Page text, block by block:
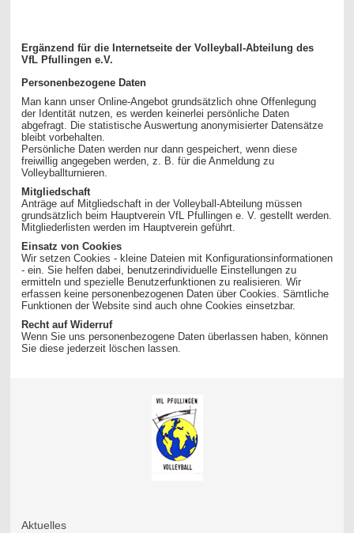
Ergänzend für die Internetseite der Volleyball-Abteilung des
VfL Pfullingen e.V.
Personenbezogene Daten
Man kann unser Online-Angebot grundsätzlich ohne Offenlegung
der Identität nutzen, es werden keinerlei persönliche Daten
abgefragt. Die statistische Auswertung anonymisierter Datensätze
bleibt vorbehalten.
Persönliche Daten werden nur dann gespeichert, wenn diese
freiwillig angegeben werden, z. B. für die Anmeldung zu
Volleyballturnieren.
Mitgliedschaft
Anträge auf Mitgliedschaft in der Volleyball-Abteilung müssen
grundsätzlich beim Hauptverein VfL Pfullingen e. V. gestellt werden.
Mitgliederlisten werden im Hauptverein geführt.
Einsatz von Cookies
Wir setzen Cookies - kleine Dateien mit Konfigurationsinformationen
- ein. Sie helfen dabei, benutzerindividuelle Einstellungen zu
ermitteln und spezielle Benutzerfunktionen zu realisieren. Wir
erfassen keine personenbezogenen Daten über Cookies. Sämtliche
Funktionen der Website sind auch ohne Cookies einsetzbar.
Recht auf Widerruf
Wenn Sie uns personenbezogene Daten überlassen haben, können
Sie diese jederzeit löschen lassen.
Aktuelles